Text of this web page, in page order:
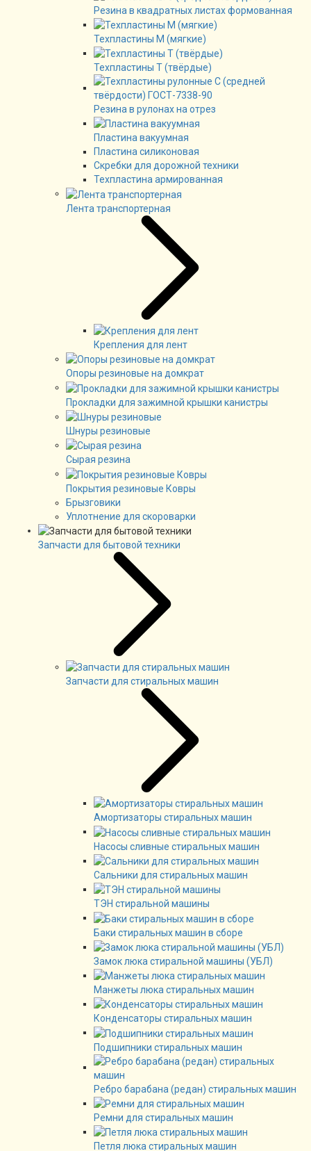
Резина в квадратных листах формованная
Техпластины М (мягкие)
Техпластины Т (твёрдые)
Резина в рулонах на отрез
Пластина вакуумная
Пластина силиконовая
Скребки для дорожной техники
Техпластина армированная
Лента транспортерная
Крепления для лент
Опоры резиновые на домкрат
Прокладки для зажимной крышки канистры
Шнуры резиновые
Сырая резина
Покрытия резиновые Ковры
Брызговики
Уплотнение для скороварки
Запчасти для бытовой техники
Запчасти для стиральных машин
Амортизаторы стиральных машин
Насосы сливные стиральных машин
Сальники для стиральных машин
ТЭН стиральной машины
Баки стиральных машин в сборе
Замок люка стиральной машины (УБЛ)
Манжеты люка стиральных машин
Конденсаторы стиральных машин
Подшипники стиральных машин
Ребро барабана (редан) стиральных машин
Ремни для стиральных машин
Петля люка стиральных машин